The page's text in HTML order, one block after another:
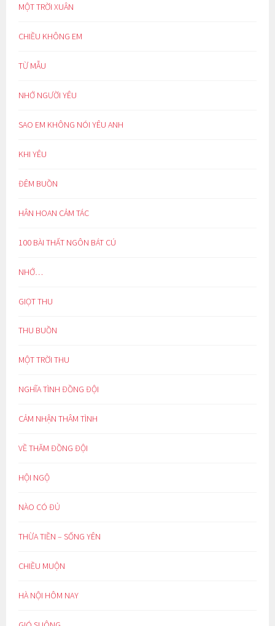
MỘT TRỜI XUÂN
CHIỀU KHÔNG EM
TỪ MẪU
NHỚ NGƯỜI YÊU
SAO EM KHÔNG NÓI YÊU ANH
KHI YÊU
ĐÊM BUỒN
HÂN HOAN CẢM TÁC
100 BÀI THẤT NGÔN BÁT CÚ
NHỚ…
GIỌT THU
THU BUỒN
MỘT TRỜI THU
NGHĨA TÌNH ĐỒNG ĐỘI
CẢM NHẬN THÂM TÌNH
VỀ THĂM ĐỒNG ĐỘI
HỘI NGỘ
NÀO CÓ ĐỦ
THỪA TIỀN – SỐNG YÊN
CHIỀU MUỘN
HÀ NỘI HÔM NAY